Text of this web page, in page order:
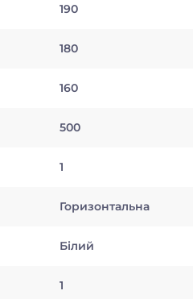
190
180
160
500
1
Горизонтальна
Білий
1